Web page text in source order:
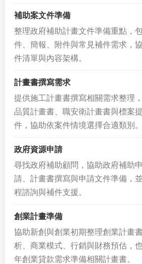
補助案文件準備
整理政府補助計畫文件準備重點，
件、簡報、附件與常見補件需求，
件清單與內容架構。
計畫書撰寫需求
提供施工計畫書撰寫相關需求整理
品質計畫書、職安衛計畫書與標案
件，協助依案件情境選擇合適類別。
政府資源申請
尋找政府補助顧問，協助政府補助
請、計畫書撰寫與申請文件準備，
程諮詢與補件支援。
創業計畫準備
協助新創與創業初期整理創業計畫
析、商業模式、行銷與財務預估，
年創業貸款需求準備相關計畫書。